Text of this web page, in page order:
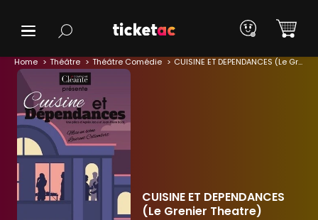
Home Théâtre Théâtre Comédie CUISINE ET DEPENDANCES (Le Grenier Theatre)
CUISINE ET DEPENDANCES
(Le Grenier Theatre)